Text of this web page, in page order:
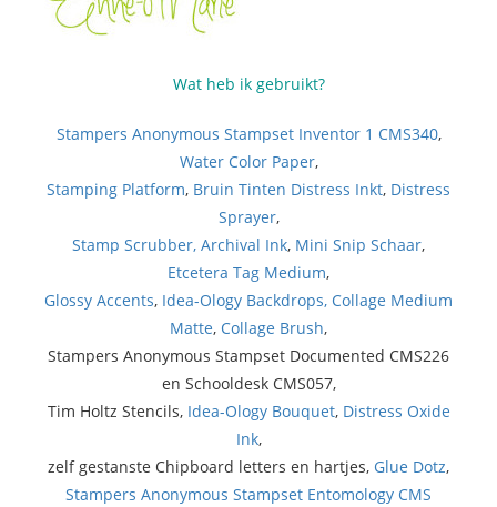
Wat heb ik gebruikt?
Stampers Anonymous Stampset Inventor 1 CMS340,
Water Color Paper,
Stamping Platform, Bruin Tinten Distress Inkt, Distress
Sprayer,
Stamp Scrubber, Archival Ink, Mini Snip Schaar,
Etcetera Tag Medium,
Glossy Accents, Idea-Ology Backdrops, Collage Medium
Matte, Collage Brush,
Stampers Anonymous Stampset Documented CMS226
en Schooldesk CMS057,
Tim Holtz Stencils, Idea-Ology Bouquet, Distress Oxide
Ink,
zelf gestanste Chipboard letters en hartjes, Glue Dotz,
Stampers Anonymous Stampset Entomology CMS